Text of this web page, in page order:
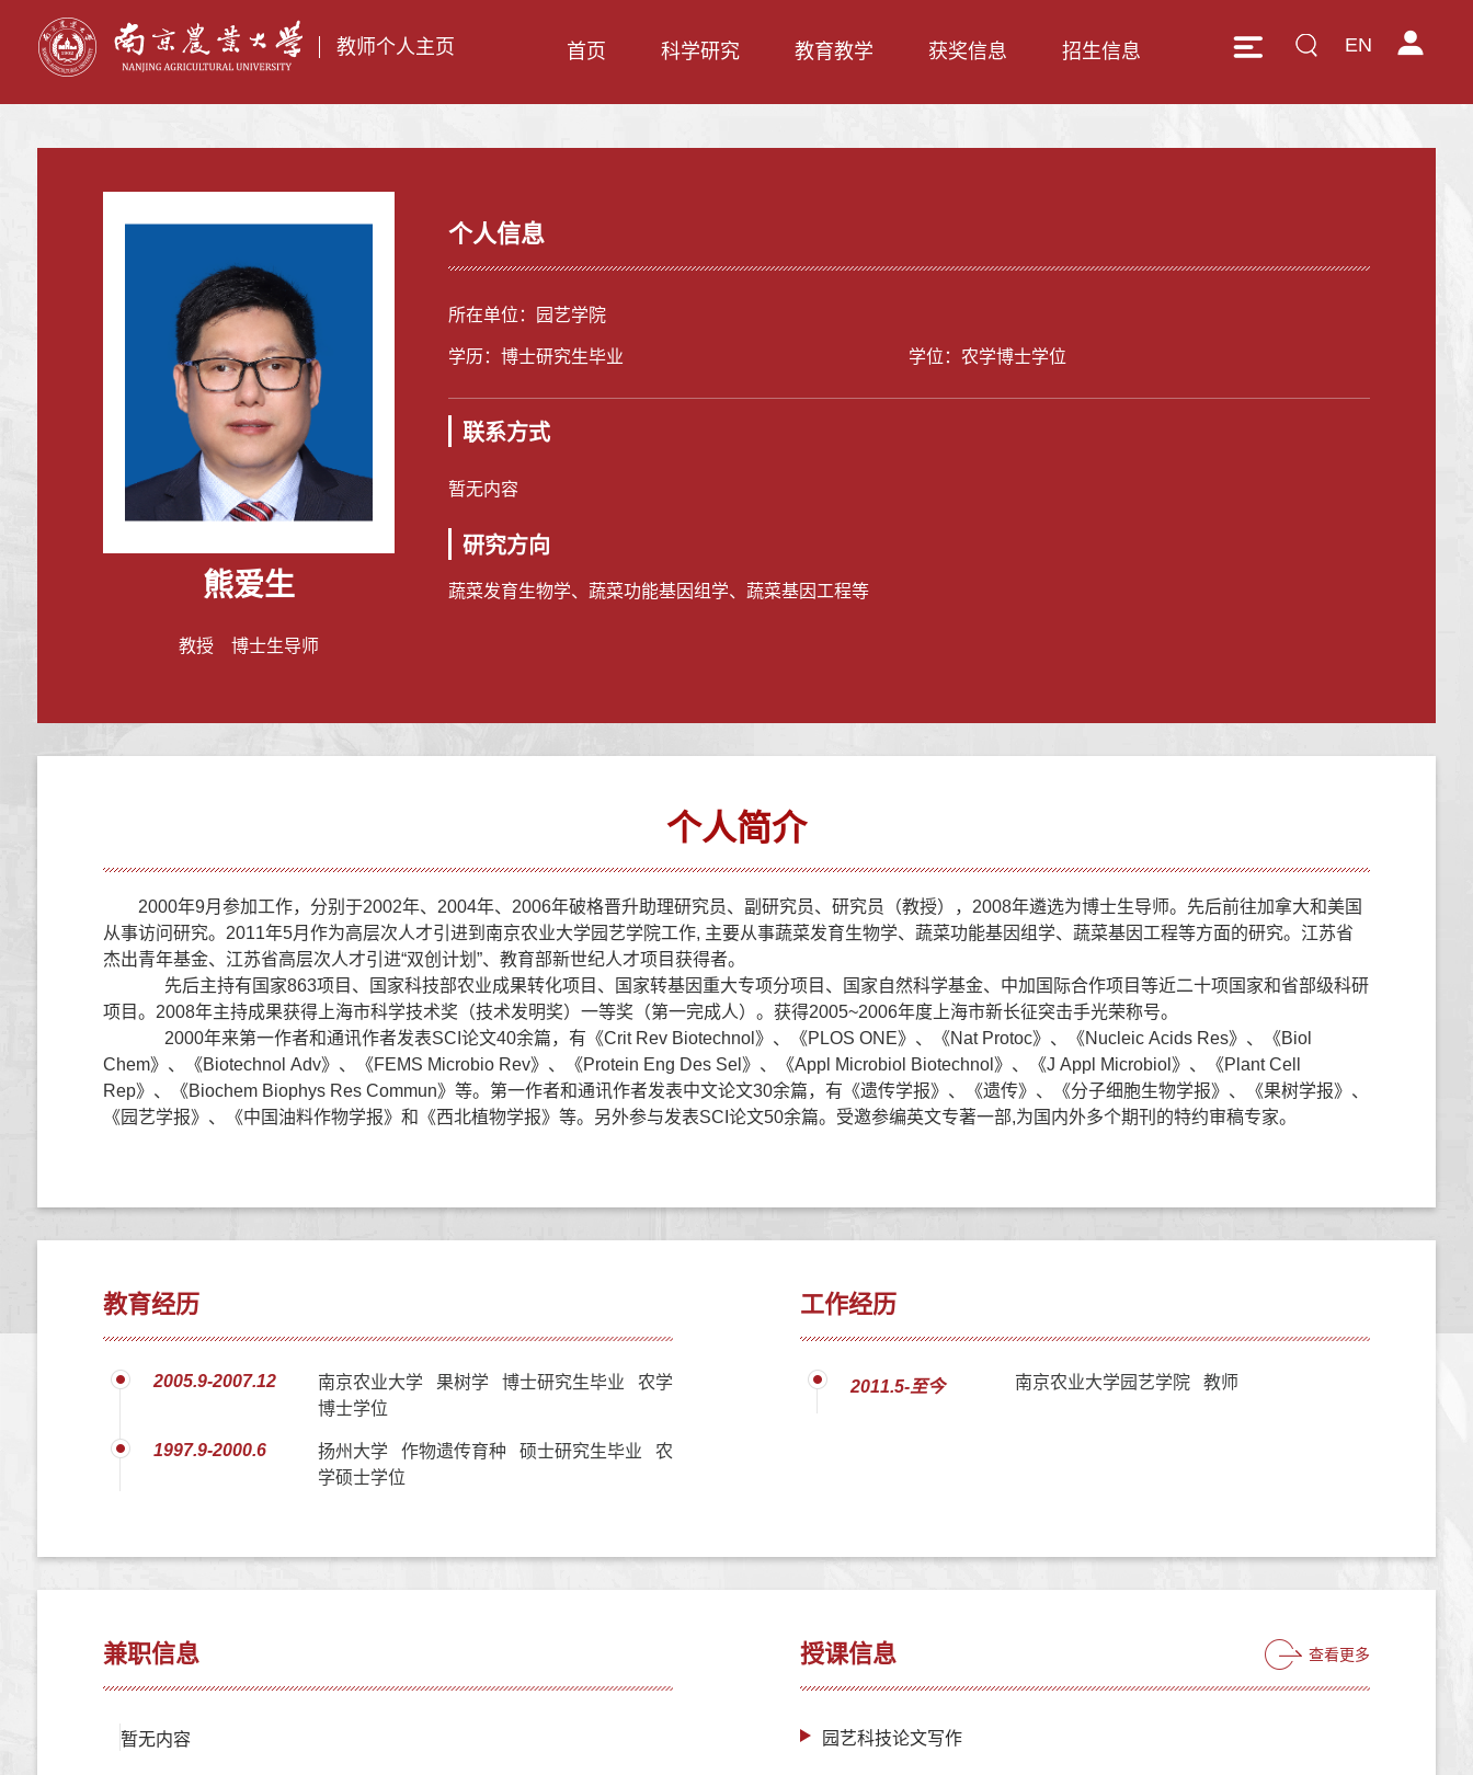
教师个人主页 EN
首页 科学研究 教育教学 获奖信息 招生信息
熊爱生
教授 博士生导师
个人信息
所在单位：园艺学院
学历：博士研究生毕业 学位：农学博士学位
联系方式
暂无内容
研究方向
蔬菜发育生物学、蔬菜功能基因组学、蔬菜基因工程等
个人简介
2000年9月参加工作，分别于2002年、2004年、2006年破格晋升助理研究员、副研究员、研究员（教授），2008年遴选为博士生导师。先后前往加拿大和美国
从事访问研究。2011年5月作为高层次人才引进到南京农业大学园艺学院工作, 主要从事蔬菜发育生物学、蔬菜功能基因组学、蔬菜基因工程等方面的研究。江苏省
杰出青年基金、江苏省高层次人才引进“双创计划”、教育部新世纪人才项目获得者。
先后主持有国家863项目、国家科技部农业成果转化项目、国家转基因重大专项分项目、国家自然科学基金、中加国际合作项目等近二十项国家和省部级科研
项目。2008年主持成果获得上海市科学技术奖（技术发明奖）一等奖（第一完成人）。获得2005~2006年度上海市新长征突击手光荣称号。
2000年来第一作者和通讯作者发表SCI论文40余篇，有《Crit Rev Biotechnol》、《PLOS ONE》、《Nat Protoc》、《Nucleic Acids Res》、《Biol
Chem》、《Biotechnol Adv》、《FEMS Microbio Rev》、《Protein Eng Des Sel》、《Appl Microbiol Biotechnol》、《J Appl Microbiol》、《Plant Cell
Rep》、《Biochem Biophys Res Commun》等。第一作者和通讯作者发表中文论文30余篇，有《遗传学报》、《遗传》、《分子细胞生物学报》、《果树学报》、
《园艺学报》、《中国油料作物学报》和《西北植物学报》等。另外参与发表SCI论文50余篇。受邀参编英文专著一部,为国内外多个期刊的特约审稿专家。
教育经历
2005.9-2007.12
南京农业大学 果树学 博士研究生毕业 农学
博士学位
1997.9-2000.6
扬州大学 作物遗传育种 硕士研究生毕业 农
学硕士学位
工作经历
2011.5-至今 南京农业大学园艺学院 教师
兼职信息
暂无内容
授课信息 查看更多
园艺科技论文写作